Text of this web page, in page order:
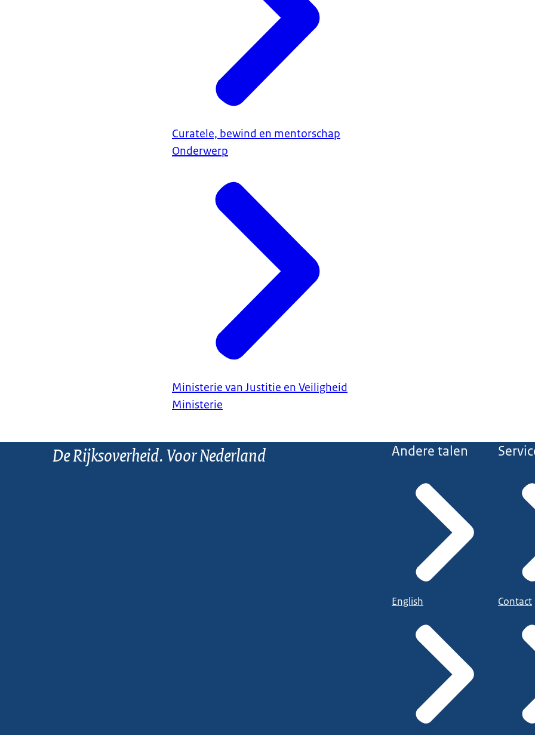
Curatele, bewind en mentorschap
Onderwerp
Ministerie van Justitie en Veiligheid
Ministerie
De Rijksoverheid. Voor Nederland Andere talen
English Contact